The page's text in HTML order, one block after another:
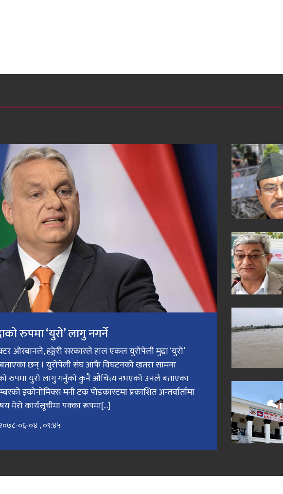
रुपमा ‘युरो’ लागु नगर्ने
ओरबानले, हङ्गेरी सरकारले हाल एकल युरोपेली मुद्रा ‘युरो’
छन् । युरोपेली संघ आफैं विघटनको खतरा सामना
रुपमा युरो लागु गर्नुको कुनै औचित्य नभएको उनले बताएका
इकोनोमिक्स मनी टक पोडकास्टमा प्रकाशित अन्तर्वार्तामा
मेरो कार्यसूचीमा पक्का रूपमा[...]
०६-०४ , ०९:४५